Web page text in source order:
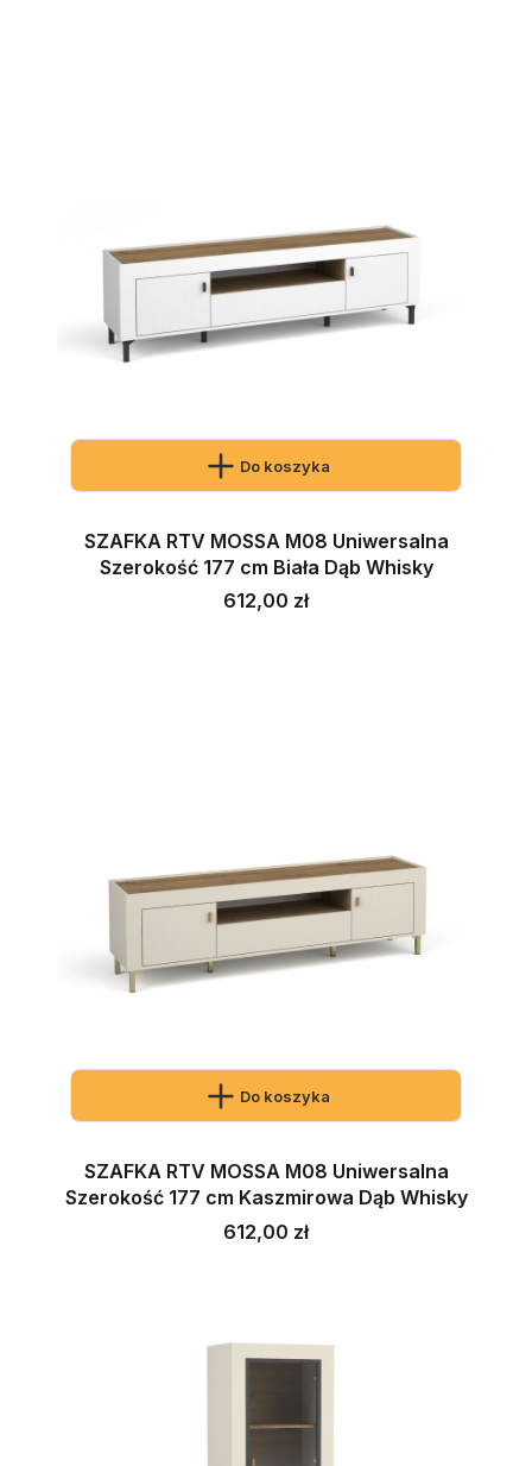
Do koszyka
SZAFKA RTV MOSSA M08 Uniwersalna
Szerokość 177 cm Biała Dąb Whisky
Cena
612,00 zł
Do koszyka
SZAFKA RTV MOSSA M08 Uniwersalna
Szerokość 177 cm Kaszmirowa Dąb Whisky
Cena
612,00 zł